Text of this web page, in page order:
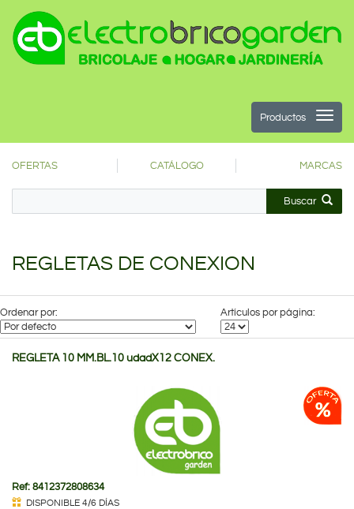
Productos
OFERTAS CATÁLOGO MARCAS
Buscar
REGLETAS DE CONEXION
Ordenar por: Artículos por página:
REGLETA 10 MM.BL.10 udadX12 CONEX.
Ref: 8412372808634
DISPONIBLE 4/6 DÍAS